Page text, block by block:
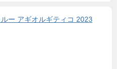
ー アギオルギティコ 2023